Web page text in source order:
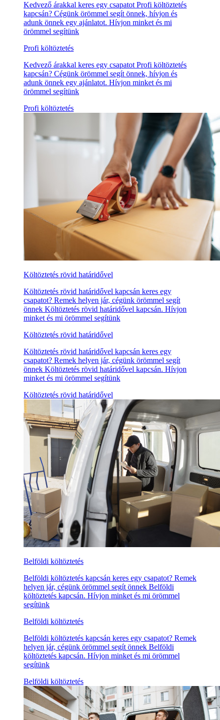
Kedvező árakkal keres egy csapatot Profi költöztetés
kapcsán? Cégünk örömmel segít önnek, hívjon és
adunk önnek egy ajánlatot. Hívjon minket és mi
örömmel segítünk
Profi költöztetés
Kedvező árakkal keres egy csapatot Profi költöztetés
kapcsán? Cégünk örömmel segít önnek, hívjon és
adunk önnek egy ajánlatot. Hívjon minket és mi
örömmel segítünk
Profi költöztetés
Költöztetés rövid határidővel
Költöztetés rövid határidővel kapcsán keres egy
csapatot? Remek helyen jár, cégünk örömmel segít
önnek Költöztetés rövid határidővel kapcsán. Hívjon
minket és mi örömmel segítünk
Költöztetés rövid határidővel
Költöztetés rövid határidővel kapcsán keres egy
csapatot? Remek helyen jár, cégünk örömmel segít
önnek Költöztetés rövid határidővel kapcsán. Hívjon
minket és mi örömmel segítünk
Költöztetés rövid határidővel
Belföldi költöztetés
Belföldi költöztetés kapcsán keres egy csapatot? Remek
helyen jár, cégünk örömmel segít önnek Belföldi
költöztetés kapcsán. Hívjon minket és mi örömmel
segítünk
Belföldi költöztetés
Belföldi költöztetés kapcsán keres egy csapatot? Remek
helyen jár, cégünk örömmel segít önnek Belföldi
költöztetés kapcsán. Hívjon minket és mi örömmel
segítünk
Belföldi költöztetés